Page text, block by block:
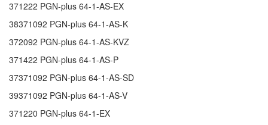
371222 PGN-plus 64-1-AS-EX
38371092 PGN-plus 64-1-AS-K
372092 PGN-plus 64-1-AS-KVZ
371422 PGN-plus 64-1-AS-P
37371092 PGN-plus 64-1-AS-SD
39371092 PGN-plus 64-1-AS-V
371220 PGN-plus 64-1-EX